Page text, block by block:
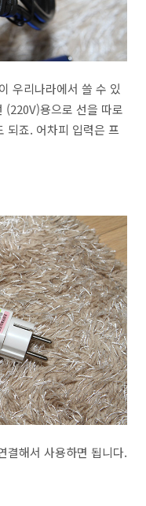
우리나라에서 쓸 수 있
(220V)용으로 선을 따로
되죠. 어차피 입력은 프
결해서 사용하면 됩니다.